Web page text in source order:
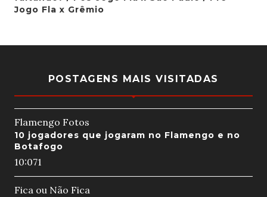
Jogo Fla x Grêmio
POSTAGENS MAIS VISITADAS
Flamengo Fotos
10 jogadores que jogaram no Flamengo e no
Botafogo
10:071
Fica ou Não Fica